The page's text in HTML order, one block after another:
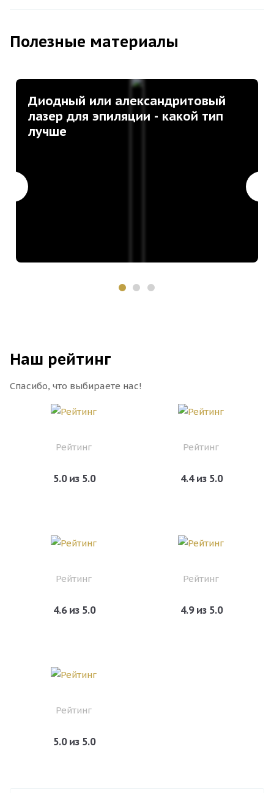
Полезные материалы
Диодный или александритовый
лазер для эпиляции - какой тип
лучше
Наш рейтинг
Спасибо, что выбираете нас!
Рейтинг
5.0 из 5.0
Рейтинг
4.4 из 5.0
Рейтинг
4.6 из 5.0
Рейтинг
4.9 из 5.0
Рейтинг
5.0 из 5.0